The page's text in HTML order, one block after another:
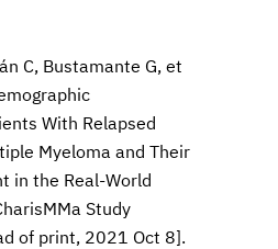
C, Bustamante G, et
With Relapsed
Myeloma and Their
in the Real-World
Study
of print, 2021 Oct 8].